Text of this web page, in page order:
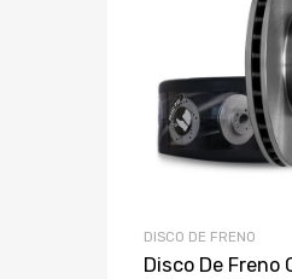
DISCO DE FRENO
Disco De Freno